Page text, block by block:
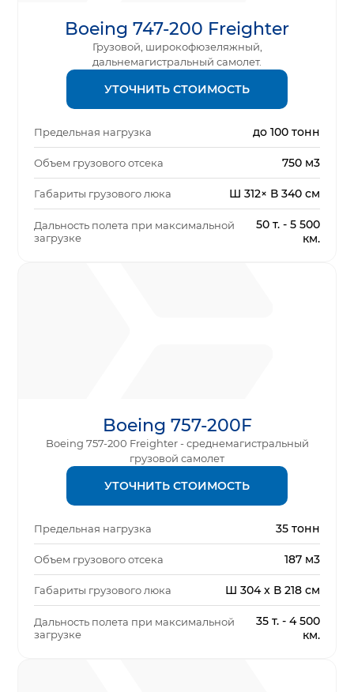
Boeing 747-200 Freighter
Грузовой, широкофюзеляжный,
дальнемагистральный самолет.
УТОЧНИТЬ СТОИМОСТЬ
Предельная нагрузка до 100 тонн
Объем грузового отсека 750 м3
Габариты грузового люка Ш 312× В 340 см
Дальность полета при максимальной
загрузке
50 т. - 5 500
км.
Boeing 757-200F
Boeing 757-200 Freighter - среднемагистральный
грузовой самолет
УТОЧНИТЬ СТОИМОСТЬ
Предельная нагрузка 35 тонн
Объем грузового отсека 187 м3
Габариты грузового люка Ш 304 x В 218 см
Дальность полета при максимальной
загрузке
35 т. - 4 500
км.